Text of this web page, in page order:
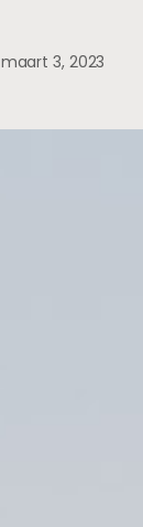
maart 3, 2023